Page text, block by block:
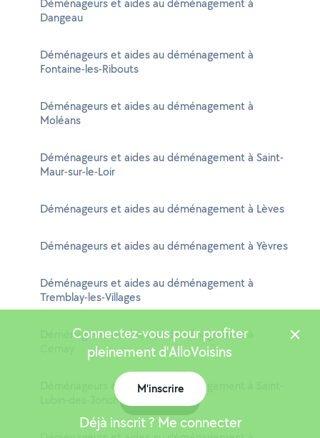
Déménageurs et aides au déménagement à
Dangeau
Déménageurs et aides au déménagement à
Fontaine-les-Ribouts
Déménageurs et aides au déménagement à
Moléans
Déménageurs et aides au déménagement à Saint-
Maur-sur-le-Loir
Déménageurs et aides au déménagement à Lèves
Déménageurs et aides au déménagement à Yèvres
Déménageurs et aides au déménagement à
Tremblay-les-Villages
Déménageurs et aides au déménagement à
Déménageurs et aides au déménagement à Saint-
Lubin-des-Joncherets
Connectez-vous pour profiter
pleinement d'AlloVoisins
M'inscrire
Déjà inscrit ? Me connecter